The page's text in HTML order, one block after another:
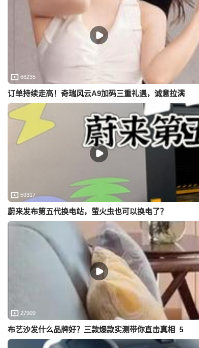
66235
订单持续走高！奇瑞风云A9加码三重礼遇，诚意拉满
59317
蔚来发布第五代换电站，萤火虫也可以换电了？
27909
布艺沙发什么品牌好？三款爆款实测带你直击真相_5